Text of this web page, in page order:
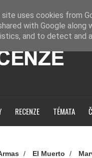
RECENZE TÉMATA
/ El Muerto /
site uses cookies from
with Google
and to detect and